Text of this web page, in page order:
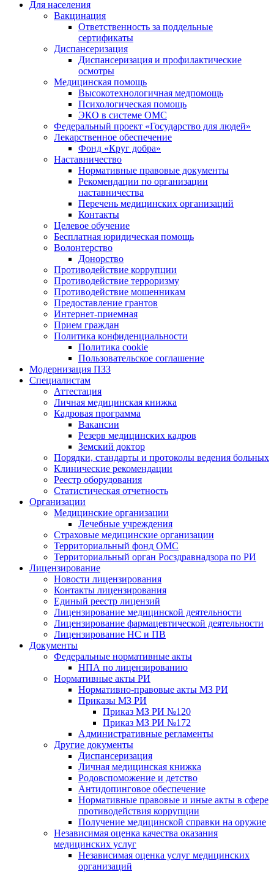
Для населения
Вакцинация
Ответственность за поддельные
сертификаты
Диспансеризация
Диспансеризация и профилактические
осмотры
Медицинская помощь
Высокотехнологичная медпомощь
Психологическая помощь
ЭКО в системе ОМС
Федеральный проект «Государство для людей»
Лекарственное обеспечение
Фонд «Круг добра»
Наставничество
Нормативные правовые документы
Рекомендации по организации
наставничества
Перечень медицинских организаций
Контакты
Целевое обучение
Бесплатная юридическая помощь
Волонтерство
Донорство
Противодействие коррупции
Противодействие терроризму
Противодействие мошенникам
Предоставление грантов
Интернет-приемная
Прием граждан
Политика конфиденциальности
Политика cookie
Пользовательское соглашение
Модернизация ПЗЗ
Специалистам
Аттестация
Личная медицинская книжка
Кадровая программа
Вакансии
Резерв медицинских кадров
Земский доктор
Порядки, стандарты и протоколы ведения больных
Клинические рекомендации
Реестр оборудования
Статистическая отчетность
Организации
Медицинские организации
Лечебные учреждения
Страховые медицинские организации
Территориальный фонд ОМС
Территориальный орган Росздравнадзора по РИ
Лицензирование
Новости лицензирования
Контакты лицензирования
Единый реестр лицензий
Лицензирование медицинской деятельности
Лицензирование фармацевтической деятельности
Лицензирование НС и ПВ
Документы
Федеральные нормативные акты
НПА по лицензированию
Нормативные акты РИ
Нормативно-правовые акты МЗ РИ
Приказы МЗ РИ
Приказ МЗ РИ №120
Приказ МЗ РИ №172
Административные регламенты
Другие документы
Диспансеризация
Личная медицинская книжка
Родовспоможение и детство
Антидопинговое обеспечение
Нормативные правовые и иные акты в сфере
противодействия коррупции
Получение медицинской справки на оружие
Независимая оценка качества оказания
медицинских услуг
Независимая оценка услуг медицинскиx
организаций